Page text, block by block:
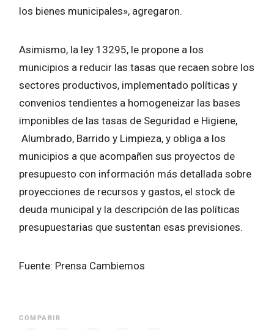
los bienes municipales», agregaron.
Asimismo, la ley 13295, le propone a los
municipios a reducir las tasas que recaen sobre los
sectores productivos, implementado políticas y
convenios tendientes a homogeneizar las bases
imponibles de las tasas de Seguridad e Higiene,
Alumbrado, Barrido y Limpieza, y obliga a los
municipios a que acompañen sus proyectos de
presupuesto con información más detallada sobre
proyecciones de recursos y gastos, el stock de
deuda municipal y la descripción de las políticas
presupuestarias que sustentan esas previsiones.
Fuente: Prensa Cambiemos
COMPARIR